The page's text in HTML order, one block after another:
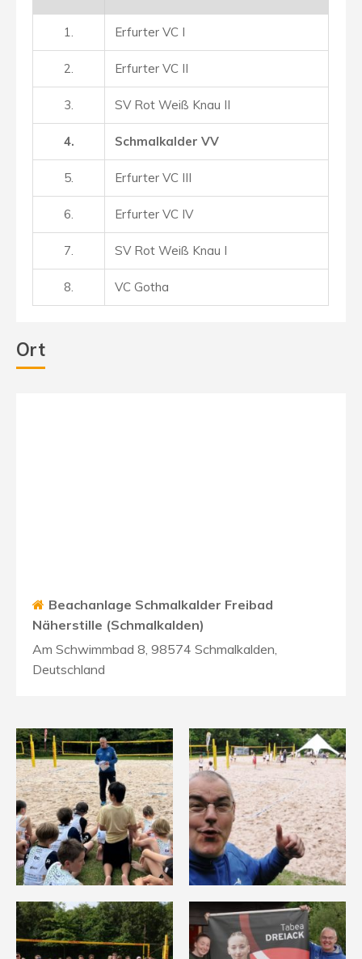
1. Erfurter VC I
2. Erfurter VC II
3. SV Rot Weiß Knau II
4. Schmalkalder VV
5. Erfurter VC III
6. Erfurter VC IV
7. SV Rot Weiß Knau I
8. VC Gotha
Ort
Beachanlage Schmalkalder Freibad
Näherstille (Schmalkalden)
Am Schwimmbad 8, 98574 Schmalkalden,
Deutschland